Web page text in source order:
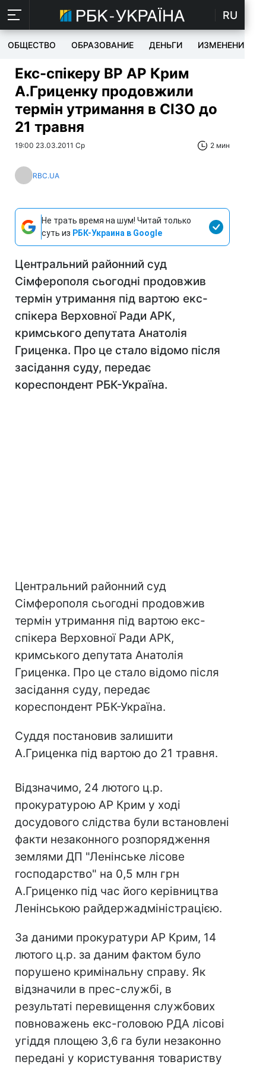
RU
ОБЩЕСТВО ОБРАЗОВАНИЕ ДЕНЬГИ ИЗМЕНЕНИЯ
Екс-спікеру ВР АР Крим
А.Гриценку продовжили
термін утримання в СІЗО до
21 травня
19:00 23.03.2011 Ср 2 мин
RBC.UA
Не трать время на шум! Читай только
суть из РБК-Украина в Google
Центральний районний суд
Сімферополя сьогодні продовжив
термін утримання під вартою екс-
спікера Верховної Ради АРК,
кримського депутата Анатолія
Гриценка. Про це стало відомо після
засідання суду, передає
кореспондент РБК-Україна.
Центральний районний суд
Сімферополя сьогодні продовжив
термін утримання під вартою екс-
спікера Верховної Ради АРК,
кримського депутата Анатолія
Гриценка. Про це стало відомо після
засідання суду, передає
кореспондент РБК-Україна.
Суддя постановив залишити
А.Гриценка під вартою до 21 травня.
Відзначимо, 24 лютого ц.р.
прокуратурою АР Крим у ході
досудового слідства були встановлені
факти незаконного розпорядження
землями ДП "Ленінське лісове
господарство" на 0,5 млн грн
А.Гриценко під час його керівництва
Ленінською райдержадміністрацією.
За даними прокуратури АР Крим, 14
лютого ц.р. за даним фактом було
порушено кримінальну справу. Як
відзначили в прес-службі, в
результаті перевищення службових
повноважень екс-головою РДА лісові
угіддя площею 3,6 га були незаконно
передані у користування товариству